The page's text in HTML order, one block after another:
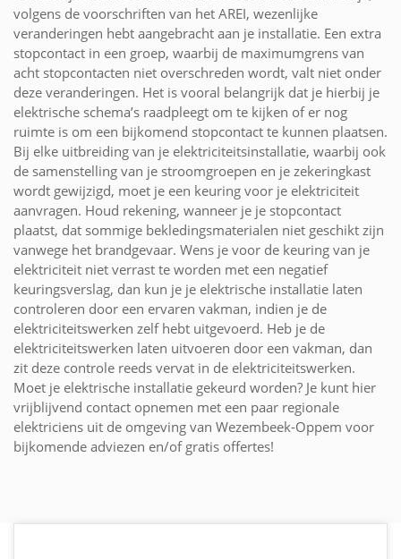
volgens de voorschriften van het AREI, wezenlijke
veranderingen hebt aangebracht aan je installatie. Een extra
stopcontact in een groep, waarbij de maximumgrens van
acht stopcontacten niet overschreden wordt, valt niet onder
deze veranderingen. Het is vooral belangrijk dat je hierbij je
elektrische schema’s raadpleegt om te kijken of er nog
ruimte is om een bijkomend stopcontact te kunnen plaatsen.
Bij elke uitbreiding van je elektriciteitsinstallatie, waarbij ook
de samenstelling van je stroomgroepen en je zekeringkast
wordt gewijzigd, moet je een keuring voor je elektriciteit
aanvragen. Houd rekening, wanneer je je stopcontact
plaatst, dat sommige bekledingsmaterialen niet geschikt zijn
vanwege het brandgevaar. Wens je voor de keuring van je
elektriciteit niet verrast te worden met een negatief
keuringsverslag, dan kun je je elektrische installatie laten
controleren door een ervaren vakman, indien je de
elektriciteitswerken zelf hebt uitgevoerd. Heb je de
elektriciteitswerken laten uitvoeren door een vakman, dan
zit deze controle reeds vervat in de elektriciteitswerken.
Moet je elektrische installatie gekeurd worden? Je kunt hier
vrijblijvend contact opnemen met een paar regionale
elektriciens uit de omgeving van Wezembeek-Oppem voor
bijkomende adviezen en/of gratis offertes!